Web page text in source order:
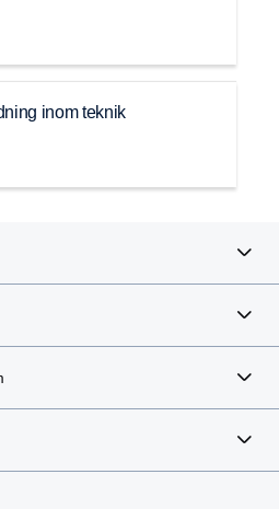
inom teknik